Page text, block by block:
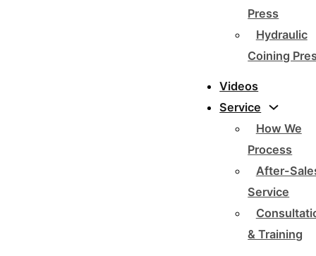
Press
Hydraulic
Coining
Videos
Service
How We
Process
After-
Service
& Training